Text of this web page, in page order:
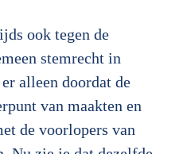
ook tegen de
stemrecht in
alleen doordat de
van maakten en
de voorlopers van